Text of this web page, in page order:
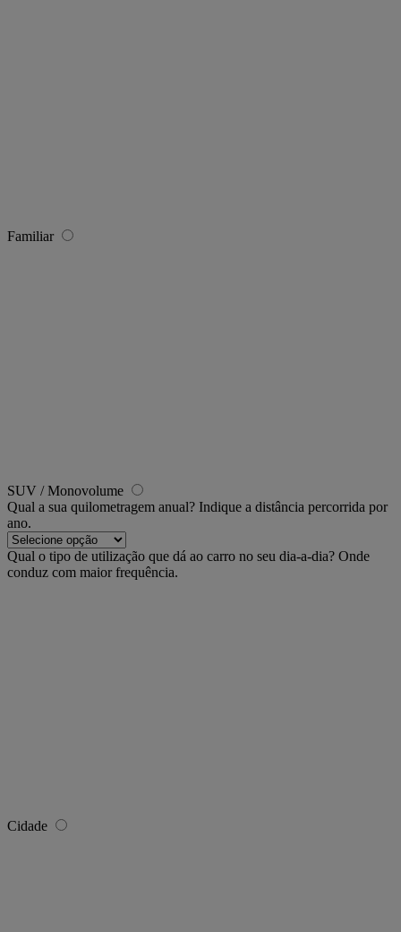
Familiar
SUV / Monovolume
Qual a sua quilometragem anual? Indique a distância percorrida por
ano.
Qual o tipo de utilização que dá ao carro no seu dia-a-dia? Onde
conduz com maior frequência.
Cidade